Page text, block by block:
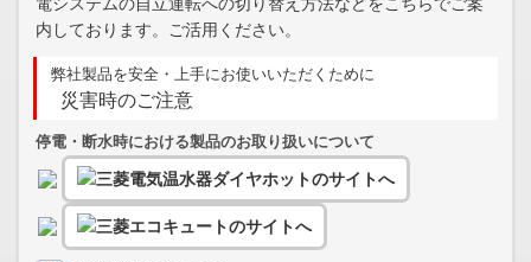
内しております。ご活用ください。
弊社製品を安全・上手にお使いいただくために
災害時のご注意
停電・断水時における製品のお取り扱いについて